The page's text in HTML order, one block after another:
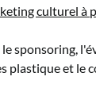
culturel à
sponsoring,
plastique et le